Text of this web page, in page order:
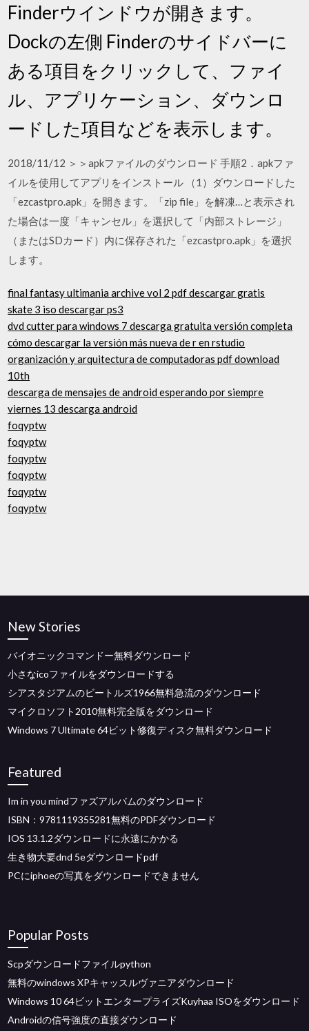
Finderウインドウが開きます。
Dockの左側 Finderのサイドバーに
ある項目をクリックして、ファイ
ル、アプリケーション、ダウンロ
ードした項目などを表示します。
2018/11/12 ＞＞apkファイルのダウンロード 手順2．apkファ
イルを使用してアプリをインストール （1）ダウンロードした
「ezcastpro.apk」を開きます。「zip file」を解凍…と表示され
た場合は一度「キャンセル」を選択して「内部ストレージ」
（またはSDカード）内に保存された「ezcastpro.apk」を選択
します。
final fantasy ultimania archive vol 2 pdf descargar gratis
skate 3 iso descargar ps3
dvd cutter para windows 7 descarga gratuita versión completa
cómo descargar la versión más nueva de r en rstudio
organización y arquitectura de computadoras pdf download
10th
descarga de mensajes de android esperando por siempre
viernes 13 descarga android
foqyptw
foqyptw
foqyptw
foqyptw
foqyptw
foqyptw
New Stories
バイオニックコマンドー無料ダウンロード
小さなicoファイルをダウンロードする
シアスタジアムのビートルズ1966無料急流のダウンロード
マイクロソフト2010無料完全版をダウンロード
Windows 7 Ultimate 64ビット修復ディスク無料ダウンロード
Featured
Im in you mindファズアルバムのダウンロード
ISBN：9781119355281無料のPDFダウンロード
IOS 13.1.2ダウンロードに永遠にかかる
生き物大要dnd 5eダウンロードpdf
PCにiphoeの写真をダウンロードできません
Popular Posts
Scpダウンロードファイルpython
無料のwindows XPキャッスルヴァニアダウンロード
Windows 10 64ビットエンタープライズKuyhaa ISOをダウンロード
Androidの信号強度の直接ダウンロード